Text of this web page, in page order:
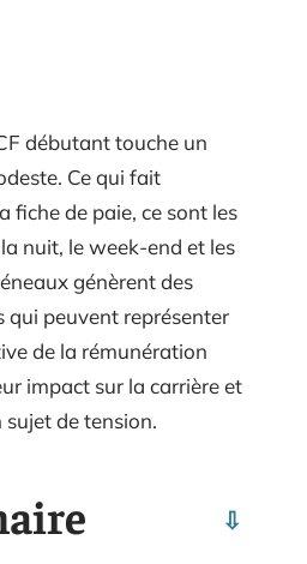
débutant touche un
Ce qui fait
fiche de paie, ce sont les
nuit, le week-end et les
génèrent des
qui peuvent représenter
de la rémunération
impact sur la carrière et
de tension.